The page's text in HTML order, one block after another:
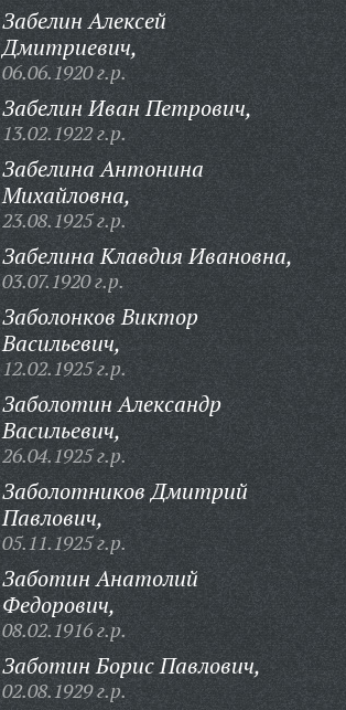
Забелин Алексей
Дмитриевич,
06.06.1920 г.р.
Забелин Иван Петрович,
13.02.1922 г.р.
Забелина Антонина
Михайловна,
23.08.1925 г.р.
Забелина Клавдия Ивановна,
03.07.1920 г.р.
Заболонков Виктор
Васильевич,
12.02.1925 г.р.
Заболотин Александр
Васильевич,
26.04.1925 г.р.
Заболотников Дмитрий
Павлович,
05.11.1925 г.р.
Заботин Анатолий
Федорович,
08.02.1916 г.р.
Заботин Борис Павлович,
02.08.1929 г.р.